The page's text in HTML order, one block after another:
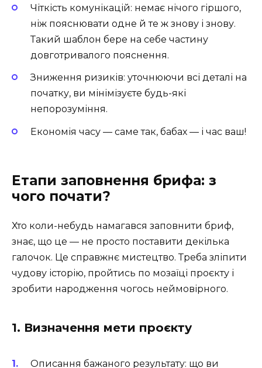
Чіткість комунікацій: немає нічого гіршого,
ніж пояснювати одне й те ж знову і знову.
Такий шаблон бере на себе частину
довготривалого пояснення.
Зниження ризиків: уточнюючи всі деталі на
початку, ви мінімізуєте будь-які
непорозуміння.
Економія часу — саме так, бабах — і час ваш!
Етапи заповнення брифа: з
чого почати?
Хто коли-небудь намагався заповнити бриф,
знає, що це — не просто поставити декілька
галочок. Це справжнє мистецтво. Треба зліпити
чудову історію, пройтись по мозаїці проєкту і
зробити народження чогось неймовірного.
1. Визначення мети проєкту
Описання бажаного результату: що ви